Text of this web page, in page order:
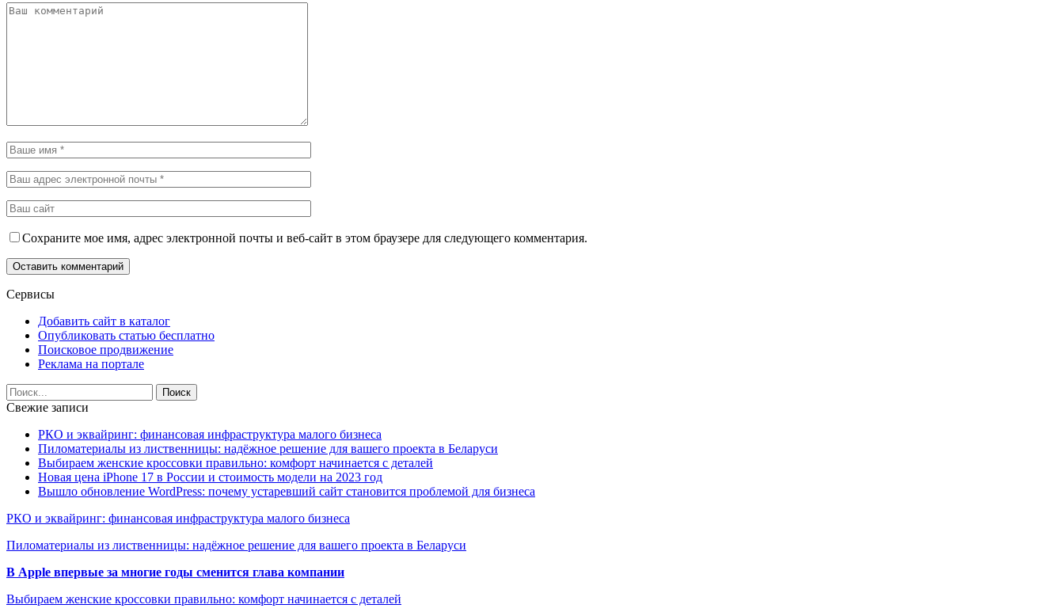
Сохраните мое имя, адрес электронной почты и веб-сайт в этом браузере для следующего комментария.
Сервисы
Добавить сайт в каталог
Опубликовать статью бесплатно
Поисковое продвижение
Реклама на портале
Свежие записи
РКО и эквайринг: финансовая инфраструктура малого бизнеса
Пиломатериалы из лиственницы: надёжное решение для вашего проекта в Беларуси
Выбираем женские кроссовки правильно: комфорт начинается с деталей
Новая цена iPhone 17 в России и стоимость модели на 2023 год
Вышло обновление WordPress: почему устаревший сайт становится проблемой для бизнеса
РКО и эквайринг: финансовая инфраструктура малого бизнеса
Пиломатериалы из лиственницы: надёжное решение для вашего проекта в Беларуси
В Apple впервые за многие годы сменится глава компании
Выбираем женские кроссовки правильно: комфорт начинается с деталей